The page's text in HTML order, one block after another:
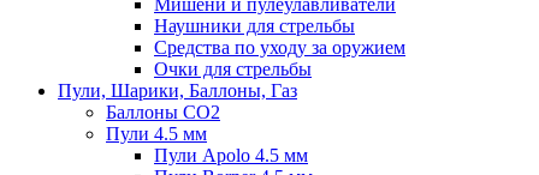
Наушники для стрельбы
Средства по уходу за оружием
Очки для стрельбы
Пули, Шарики, Баллоны, Газ
Баллоны CO2
Пули 4.5 мм
Пули Apolo 4.5 мм